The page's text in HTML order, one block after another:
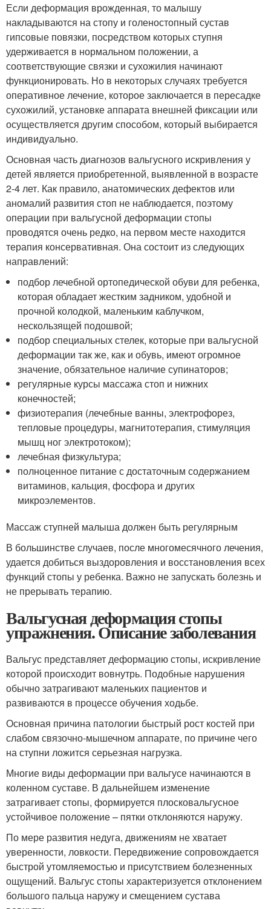
Если деформация врожденная, то малышу
накладываются на стопу и голеностопный сустав
гипсовые повязки, посредством которых ступня
удерживается в нормальном положении, а
соответствующие связки и сухожилия начинают
функционировать. Но в некоторых случаях требуется
оперативное лечение, которое заключается в пересадке
сухожилий, установке аппарата внешней фиксации или
осуществляется другим способом, который выбирается
индивидуально.
Основная часть диагнозов вальгусного искривления у
детей является приобретенной, выявленной в возрасте
2-4 лет. Как правило, анатомических дефектов или
аномалий развития стоп не наблюдается, поэтому
операции при вальгусной деформации стопы
проводятся очень редко, на первом месте находится
терапия консервативная. Она состоит из следующих
направлений:
подбор лечебной ортопедической обуви для ребенка,
которая обладает жестким задником, удобной и
прочной колодкой, маленьким каблучком,
нескользящей подошвой;
подбор специальных стелек, которые при вальгусной
деформации так же, как и обувь, имеют огромное
значение, обязательное наличие супинаторов;
регулярные курсы массажа стоп и нижних
конечностей;
физиотерапия (лечебные ванны, электрофорез,
тепловые процедуры, магнитотерапия, стимуляция
мышц ног электротоком);
лечебная физкультура;
полноценное питание с достаточным содержанием
витаминов, кальция, фосфора и других
микроэлементов.
Массаж ступней малыша должен быть регулярным
В большинстве случаев, после многомесячного лечения,
удается добиться выздоровления и восстановления всех
функций стопы у ребенка. Важно не запускать болезнь и
не прерывать терапию.
Вальгусная деформация стопы
упражнения. Описание заболевания
Вальгус представляет деформацию стопы, искривление
которой происходит вовнутрь. Подобные нарушения
обычно затрагивают маленьких пациентов и
развиваются в процессе обучения ходьбе.
Основная причина патологии быстрый рост костей при
слабом связочно-мышечном аппарате, по причине чего
на ступни ложится серьезная нагрузка.
Многие виды деформации при вальгусе начинаются в
коленном суставе. В дальнейшем изменение
затрагивает стопы, формируется плосковальгусное
устойчивое положение – пятки отклоняются наружу.
По мере развития недуга, движениям не хватает
уверенности, ловкости. Передвижение сопровождается
быстрой утомляемостью и присутствием болезненных
ощущений. Вальгус стопы характеризуется отклонением
большого пальца наружу и смещением сустава